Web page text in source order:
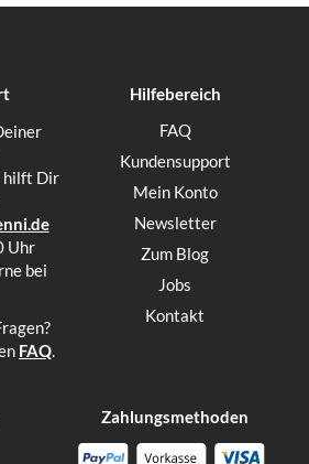
hilft Dir
Uhr
bei
FAQ.
Hilfebereich
FAQ
Kundensupport
Mein Konto
Newsletter
Zum Blog
Jobs
Kontakt
Zahlungsmethoden